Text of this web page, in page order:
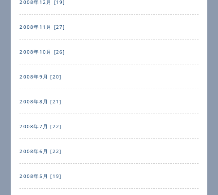
2008年12月 [19]
2008年11月 [27]
2008年10月 [26]
2008年9月 [20]
2008年8月 [21]
2008年7月 [22]
2008年6月 [22]
2008年5月 [19]